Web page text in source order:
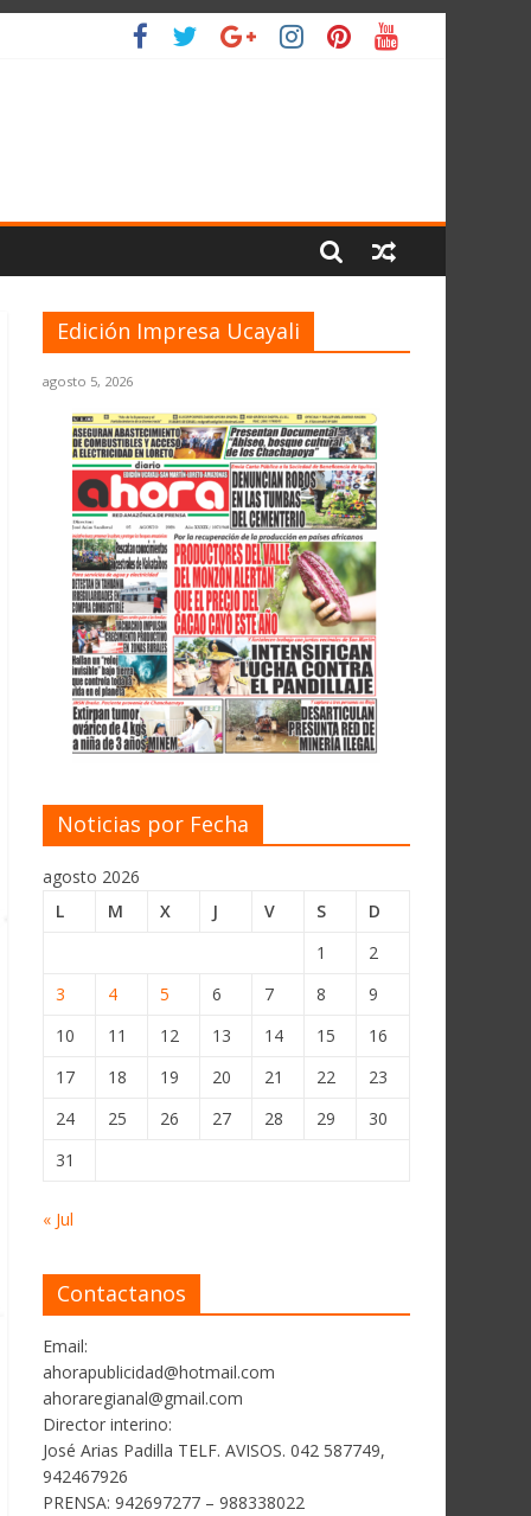
Edición Impresa Ucayali
agosto 5, 2026
Noticias por Fecha
agosto 2026
L
M X J V S
D
1
2
3
4 5 6 7 8
9
10
11 12 13 14 15
16
17
18 19 20 21 22
23
24
25 26 27 28 29
30
31
« Jul
Contactanos
Email:
ahorapublicidad@hotmail.com
ahoraregianal@gmail.com
Director interino:
José Arias Padilla TELF. AVISOS. 042 587749,
942467926
PRENSA: 942697277 – 988338022